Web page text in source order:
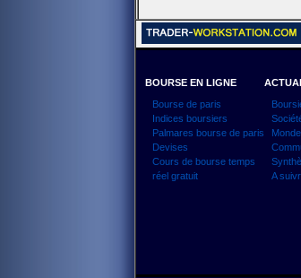
BOURSE EN LIGNE
Bourse de paris
Indices boursiers
Palmares bourse de paris
Devises
Cours de bourse temps
réel gratuit
Monde
A